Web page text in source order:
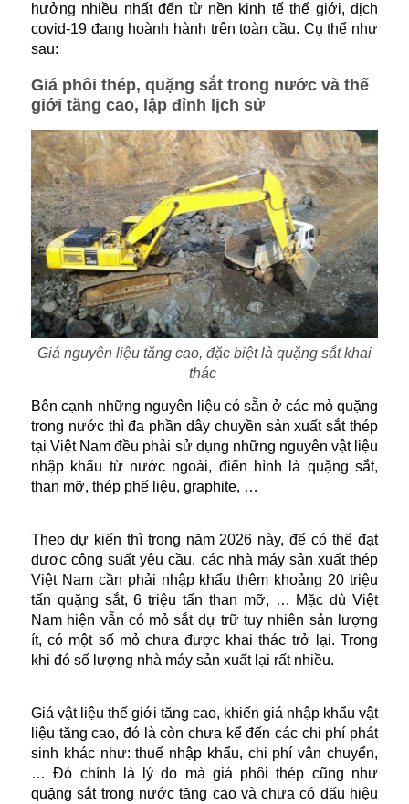
hưởng nhiều nhất đến từ nền kinh tế thế giới, dịch
covid-19 đang hoành hành trên toàn cầu. Cụ thể như
sau:
Giá phôi thép, quặng sắt trong nước và thế
giới tăng cao, lập đỉnh lịch sử
Giá nguyên liệu tăng cao, đặc biệt là quặng sắt khai
thác
Bên cạnh những nguyên liệu có sẵn ở các mỏ quặng
trong nước thì đa phần dây chuyền sản xuất sắt thép
tại Việt Nam đều phải sử dụng những nguyên vật liệu
nhập khẩu từ nước ngoài, điển hình là quặng sắt,
than mỡ, thép phế liệu, graphite, …
Theo dự kiến thì trong năm 2026 này, để có thể đạt
được công suất yêu cầu, các nhà máy sản xuất thép
Việt Nam cần phải nhập khẩu thêm khoảng 20 triệu
tấn quặng sắt, 6 triệu tấn than mỡ, … Mặc dù Việt
Nam hiện vẫn có mỏ sắt dự trữ tuy nhiên sản lượng
ít, có một số mỏ chưa được khai thác trở lại. Trong
khi đó số lượng nhà máy sản xuất lại rất nhiều.
Giá vật liệu thế giới tăng cao, khiến giá nhập khẩu vật
liệu tăng cao, đó là còn chưa kể đến các chi phí phát
sinh khác như: thuế nhập khẩu, chi phí vận chuyển,
… Đó chính là lý do mà giá phôi thép cũng như
quặng sắt trong nước tăng cao và chưa có dấu hiệu